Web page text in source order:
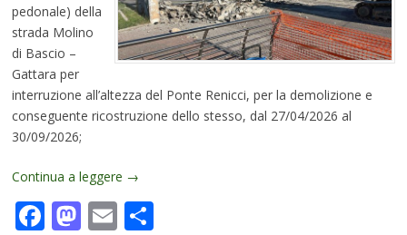
pedonale) della
strada Molino
di Bascio –
Gattara per
interruzione all’altezza del Ponte Renicci, per la demolizione e
conseguente ricostruzione dello stesso, dal 27/04/2026 al
30/09/2026;
Continua a leggere →
Facebook
Mastodon
EmailCondividi